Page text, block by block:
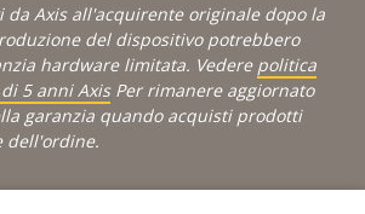
da Axis all'acquirente originale dopo la
del dispositivo potrebbero
hardware limitata. Vedere politica
5 anni AxisPer rimanere aggiornato
garanzia quando acquisti prodotti
dell'ordine.